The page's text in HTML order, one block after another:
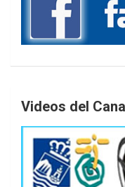
Videos del